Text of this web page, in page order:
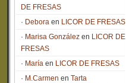
DE FRESAS
Debora en LICOR DE FRESAS
Marisa González en LICOR DE
FRESAS
María en LICOR DE FRESAS
M.Carmen en Tarta